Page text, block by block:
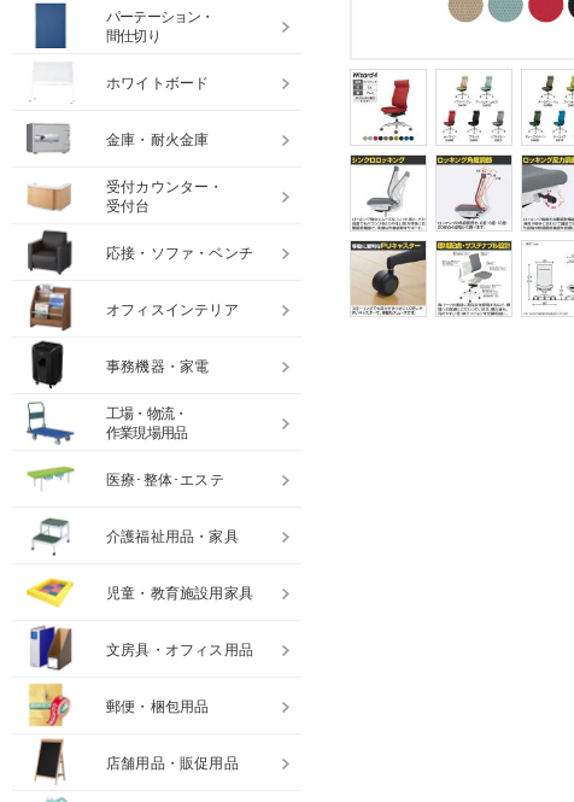
パーテーション・
間仕切り
ホワイトボード
金庫・耐火金庫
受付カウンター・
受付台
応接・ソファ・ベンチ
オフィスインテリア
事務機器・家電
工場・物流・
作業現場用品
医療･整体･エステ
介護福祉用品・家具
児童・教育施設用家具
文房具・オフィス用品
郵便・梱包用品
店舗用品・販促用品